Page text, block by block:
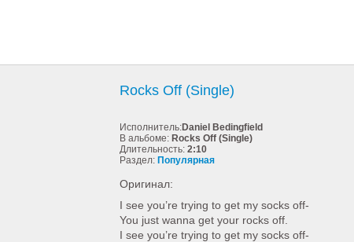
Rocks Off (Single)
Исполнитель:Daniel Bedingfield
В альбоме: Rocks Off (Single)
Длительность: 2:10
Раздел: Популярная
Оригинал:
I see you’re trying to get my socks off-
You just wanna get your rocks off.
I see you’re trying to get my socks off-